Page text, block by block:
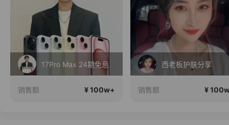
17Pro Max 24期免息
销售额 ¥ 100w+
西老板护肤分享
销售额 ¥